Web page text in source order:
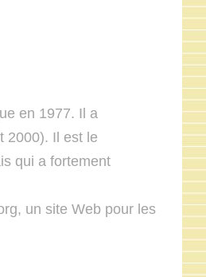
en 1977. Il a
2000). Il est le
qui a fortement
un site Web pour les